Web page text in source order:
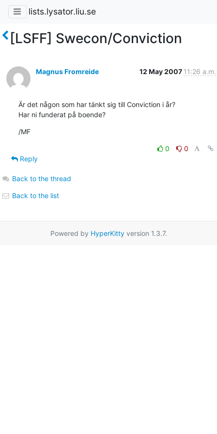
lists.lysator.liu.se
[LSFF] Swecon/Conviction
Magnus Fromreide 12 May 2007 11:26 a.m.
Är det någon som har tänkt sig till Conviction i år?
Har ni funderat på boende?
/MF
0
0
Reply
Back to the thread
Back to the list
Powered by HyperKittyversion 1.3.7.